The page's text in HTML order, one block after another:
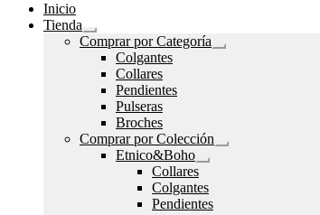
Inicio
Tienda
Expandir
el
menú
hijo
Comprar por Categoría
Expandir
Colgantes
Collares
Pendientes
Pulseras
Broches
Comprar por Colección
Expandir
Etnico&Boho
Expandir
menú
hijo
Collares
Colgantes
Pendientes